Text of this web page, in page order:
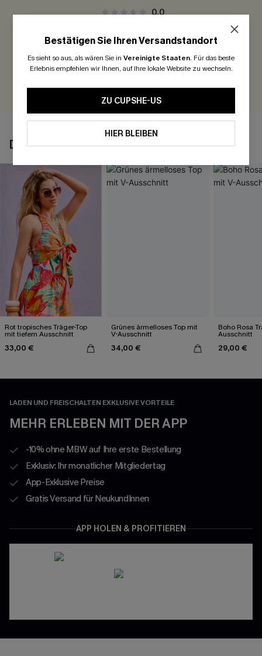
0.0
Seien Sie der Erste, der bewertet
300 Punkte für Ihre Bewertung!
DAS KÖNNTE IHNEN AUCH GEFALLEN
Rot tropisches Träger-Top
mit tiefem Ausschnitt
33,00 €
Grünes ärmelloses Top mit
V-Ausschnitt
34,00 €
Boho Rosa
Ausschnitt
29,00 €
LADEN UND FREISCHALTEN EXKLUSIVE VORTEILE
MEHR ERLEBEN MIT DER APP
-10% ohne MBW auf Ihre erste Bestellung
Exklusiv: Ihr monatlicher Mitgliedertag
App-Exklusive Preise
Gratis Versand für NeukundInnen
APP HOLEN & PROFITIEREN
Bestätigen Sie Ihren Versandstandort
Es sieht so aus, als wären Sie in Vereinigte Staaten. Für das beste
Erlebnis empfehlen wir Ihnen, auf Ihre lokale Website zu wechseln.
ZU CUPSHE-US
HIER BLEIBEN